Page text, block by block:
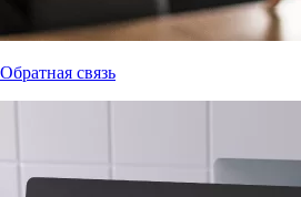
Обратная связь